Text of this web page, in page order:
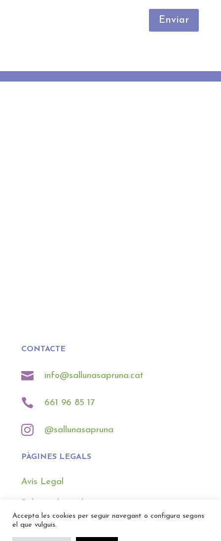
Enviar
CONTACTE
 info@sallunasapruna.cat
 661 96 85 17
 @sallunasapruna
PÀGINES LEGALS
Avís Legal
Política de privacitat
Accepta les cookies per seguir navegant o configura segons
el que vulguis.